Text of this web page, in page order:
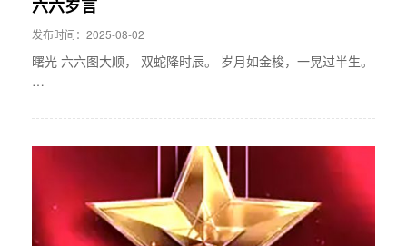
六六岁言
发布时间：2025-08-02
曙光 六六图大顺， 双蛇降时辰。 岁月如金梭，一晃过半生。
…